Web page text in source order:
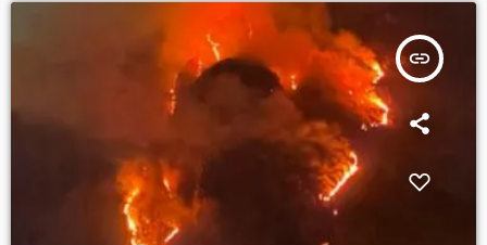
insert_link